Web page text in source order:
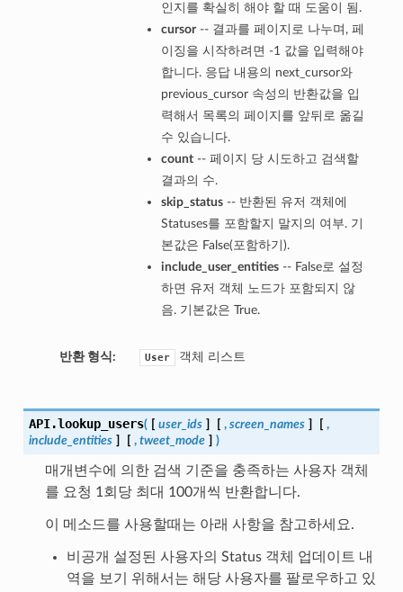
인지를 확실히 해야 할 때 도움이 됨.
cursor-- 결과를 페이지로 나누며, 페
이징을 시작하려면 -1 값을 입력해야
합니다. 응답 내용의 next_cursor와
previous_cursor 속성의 반환값을 입
력해서 목록의 페이지를 앞뒤로 옮길
수 있습니다.
count-- 페이지 당 시도하고 검색할
결과의 수.
skip_status-- 반환된 유저 객체에
Statuses를 포함할지 말지의 여부. 기
본값은 False(포함하기).
include_user_entities-- False로 설정
하면 유저 객체 노드가 포함되지 않
음. 기본값은 True.
반환 형식: User 객체 리스트
API.lookup_users( [ user_ids ] [ , screen_names ] [ ,
include_entities ] [ , tweet_mode ] )
매개변수에 의한 검색 기준을 충족하는 사용자 객체
를 요청 1회당 최대 100개씩 반환합니다.
이 메소드를 사용할때는 아래 사항을 참고하세요.
비공개 설정된 사용자의 Status 객체 업데이트 내
역을 보기 위해서는 해당 사용자를 팔로우하고 있